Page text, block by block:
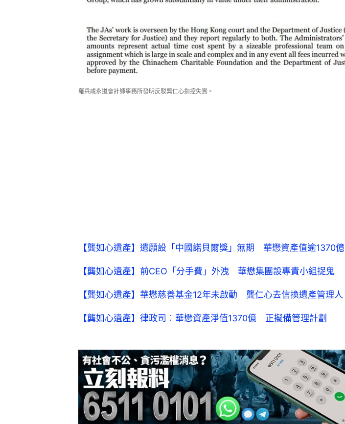
羅兵咸永道會計師事務所發明反駁龔仁心指控失實。
【龔如心遺產】遺願設「中國諾貝爾獎」無期 華懋資產值逾1370億
【龔如心遺產】前CEO「分手費」外洩 華懋集團設專責小組捉鬼
【龔如心遺產】華懋慈善基金12年未啟動 龔仁心去信換遺產管理人
【龔如心遺產】律政司︰華懋資產淨值1370億 正擬備管理計劃